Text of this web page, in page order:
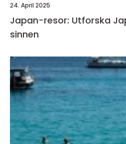
24. April 2025
Japan-resor: Utforska
sinnen